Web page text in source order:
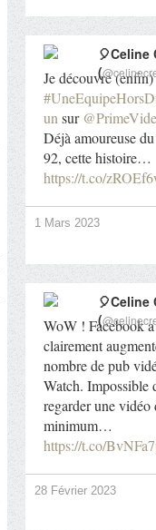
Je découvre
un sur
Déjà amoureuse
92, cette histoire…
https://t.co/
🎈Celine
(
1 Mars 2023
WoW ! Facebook a
clairement
nombre de pub
Watch. Impossible
regarder une vidéo
minimum…
https://t.co/
🎈Celine
(
28 Février 2023